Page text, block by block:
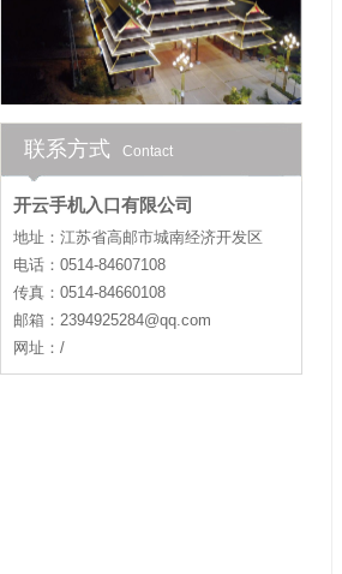
联系方式 Contact
开云手机入口有限公司
地址：江苏省高邮市城南经济开发区
电话：0514-84607108
传真：0514-84660108
邮箱：2394925284@qq.com
网址：/